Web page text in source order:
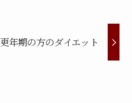
更年期の方のダイエット